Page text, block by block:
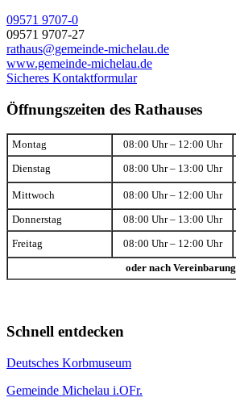
09571 9707-0
09571 9707-27
rathaus@gemeinde-michelau.de
www.gemeinde-michelau.de
Sicheres Kontaktformular
Öffnungszeiten des Rathauses
Montag 08:00 Uhr – 12:00 Uhr
Dienstag 08:00 Uhr – 13:00 Uhr
Mittwoch 08:00 Uhr – 12:00 Uhr
Donnerstag 08:00 Uhr – 13:00 Uhr
Freitag 08:00 Uhr – 12:00 Uhr
oder nach Vereinbarung
Schnell entdecken
Deutsches Korbmuseum
Gemeinde Michelau i.OFr.